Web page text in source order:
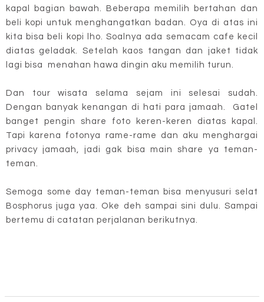
kapal bagian bawah. Beberapa memilih bertahan dan
beli kopi untuk menghangatkan badan. Oya di atas ini
kita bisa beli kopi lho. Soalnya ada semacam cafe kecil
diatas geladak. Setelah kaos tangan dan jaket tidak
lagi bisa menahan hawa dingin aku memilih turun.
Dan tour wisata selama sejam ini selesai sudah.
Dengan banyak kenangan di hati para jamaah. Gatel
banget pengin share foto keren-keren diatas kapal.
Tapi karena fotonya rame-rame dan aku menghargai
privacy jamaah, jadi gak bisa main share ya teman-
teman.
Semoga some day teman-teman bisa menyusuri selat
Bosphorus juga yaa. Oke deh sampai sini dulu. Sampai
bertemu di catatan perjalanan berikutnya.